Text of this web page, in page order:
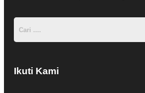
Ikuti Kami